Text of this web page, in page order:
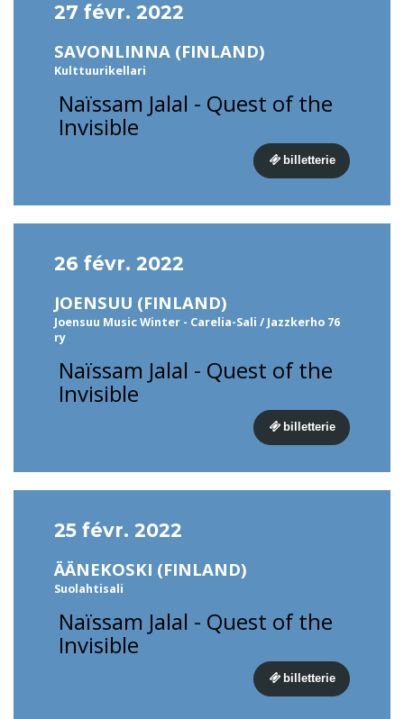
27 févr. 2022
SAVONLINNA (FINLAND)
Kulttuurikellari
Naïssam Jalal - Quest of the
Invisible
billetterie
26 févr. 2022
JOENSUU (FINLAND)
Joensuu Music Winter - Carelia-Sali / Jazzkerho 76
ry
Naïssam Jalal - Quest of the
Invisible
billetterie
25 févr. 2022
ÄÄNEKOSKI (FINLAND)
Suolahtisali
Naïssam Jalal - Quest of the
Invisible
billetterie